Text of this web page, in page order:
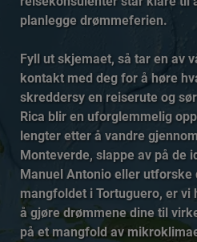
planlegge drømmeferien.
Fyll ut skjemaet, så tar en av
kontakt med deg for å høre
skreddersy en reiserute og
Rica blir en uforglemmelig
lengter etter å vandre
Monteverde, slappe av på de
Manuel Antonio eller utforske
mangfoldet i Tortuguero, er vi
å gjøre drømmene dine til
på et mangfold av